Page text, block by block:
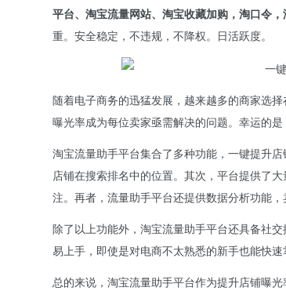
平台、淘宝流量网站、淘宝收藏加购，淘口令
重。安全稳定，不违规，不降权。日活跃度。
随着电子商务的迅猛发展，越来越多的商家选
曝光率成为每位卖家亟需解决的问题。幸运的
淘宝流量助手平台集合了多种功能，一键提升
店铺在搜索排名中的位置。其次，平台提供了
注。再者，流量助手平台还提供数据分析功能
除了以上功能外，淘宝流量助手平台还具备社
易上手，即使是对电商不太熟悉的新手也能快速
总的来说，淘宝流量助手平台作为提升店铺曝